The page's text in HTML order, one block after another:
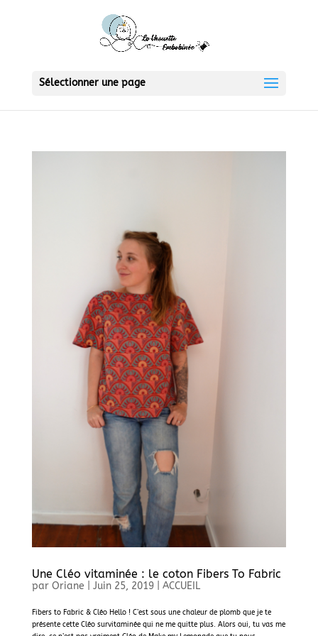
Sélectionner une page
Une Cléo vitaminée : le coton Fibers To Fabric
par Oriane Juin 25, 2019| ACCUEIL
Fibers to Fabric & Cléo Hello ! C’est sous une chaleur de plomb que je te
présente cette Cléo survitaminée qui ne me quitte plus. Alors oui, tu vas me